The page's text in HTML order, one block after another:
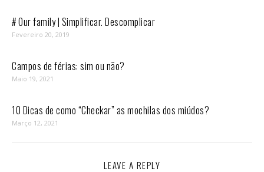
# Our family | Simplificar. Descomplicar
Fevereiro 20, 2019
Campos de férias: sim ou não?
Maio 19, 2021
10 Dicas de como “Checkar” as mochilas dos miúdos?
Março 12, 2021
LEAVE A REPLY